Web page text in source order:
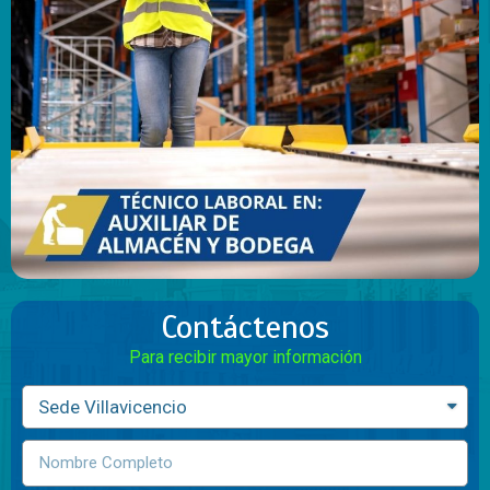
Contáctenos
Para recibir mayor información